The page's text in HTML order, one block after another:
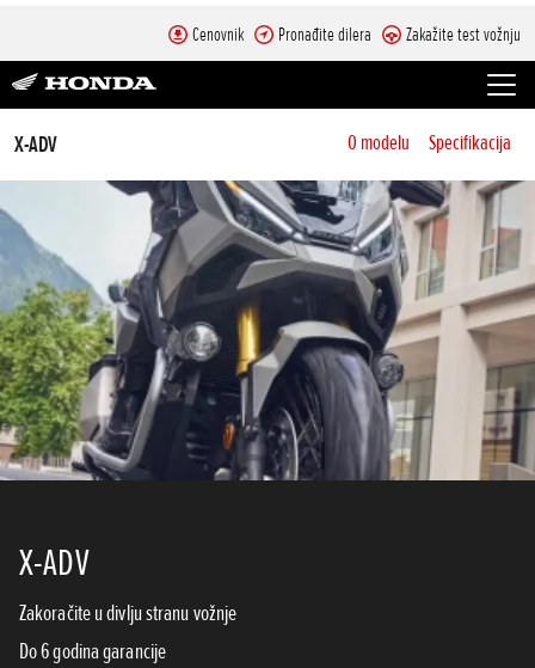
Cenovnik Pronađite dilera Zakažite test vožnju
X-ADV O modelu Specifikacija
X-ADV
Zakoračite u divlju stranu vožnje
Do 6 godina garancije